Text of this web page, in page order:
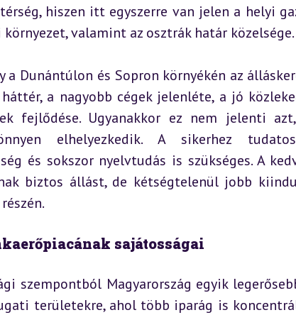
hiszen itt egyszerre van jelen a helyi
valamint az osztrák határ közelsége.
a Dunántúlon és Sopron környékén az
a nagyobb cégek jelenléte, a jó
fejlődése. Ugyanakkor ez nem jelenti
elhelyezkedik. A sikerhez
és sokszor nyelvtudás is szükséges. A
biztos állást, de kétségtelenül jobb
sajátosságai
szempontból Magyarország egyik
területekre, ahol több iparág is